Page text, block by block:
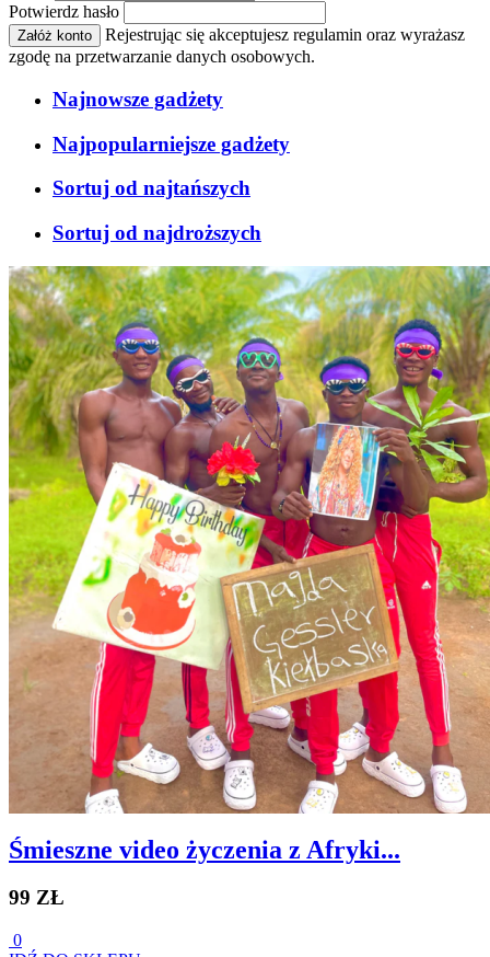
Potwierdz hasło
Załóż konto
Rejestrując się akceptujesz regulamin oraz wyrażasz
zgodę na przetwarzanie danych osobowych.
Najnowsze gadżety
Najpopularniejsze gadżety
Sortuj od najtańszych
Sortuj od najdroższych
Śmieszne video życzenia z Afryki...
99 ZŁ
0